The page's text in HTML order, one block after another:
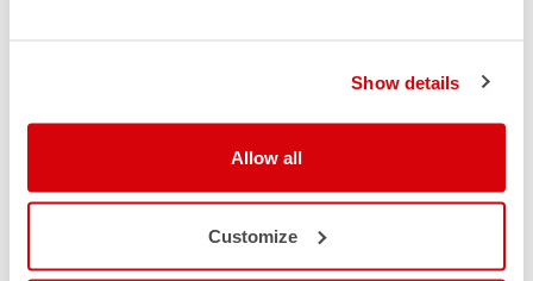
Show details
Allow all
Customize